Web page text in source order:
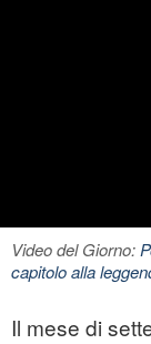
Video del Giorno:
capitolo alla
Il mese di